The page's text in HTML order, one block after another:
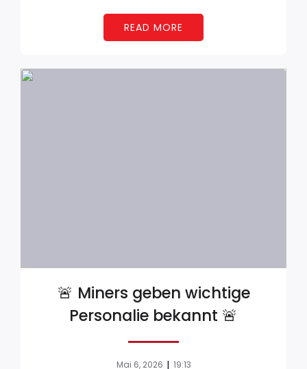
READ MORE
🚨 Miners geben wichtige
Personalie bekannt 🚨
Mai 6, 2026 | 19:13